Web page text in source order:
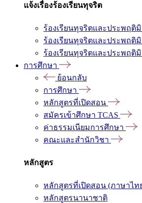
แจ้งเรื่องร้องเรียนทุจริต
ร้องเรียนทุจริตและประพฤติ
ร้องเรียนทุจริตและประพฤติ
ร้องเรียนทุจริตและประพฤติ
การศึกษา
ย้อนกลับ
การศึกษา
หลักสูตรที่เปิดสอน
สมัครเข้าศึกษา TCAS
ค่าธรรมเนียมการศึกษา
คณะและสำนักวิชา
หลักสูตร
หลักสูตรที่เปิดสอน (ภาษาไท
หลักสูตรนานาชาติ